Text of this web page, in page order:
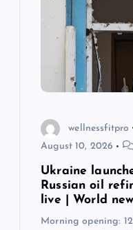
wellnessfitpro
August 10, 2026
Ukraine
Russian oil
live | World
Morning opening: